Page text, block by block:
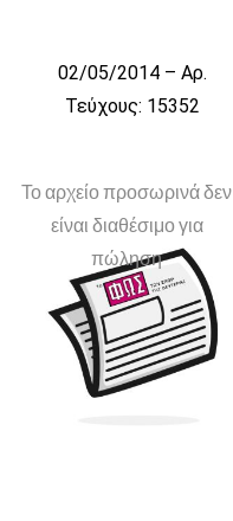
02/05/2014 – Αρ.
Τεύχους: 15352
Το αρχείο προσωρινά δεν
είναι διαθέσιμο για
πώληση